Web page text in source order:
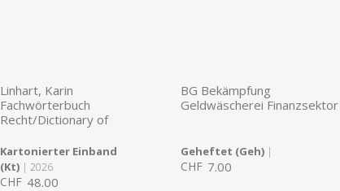
Linhart, Karin
Fachwörterbuch
Recht/Dictionary of
Kartonierter Einband
(Kt)| 2026
CHF 48.00
BG Bekämpfung
Geldwäscherei Finanzsektor
Geheftet (Geh) |
CHF 7.00